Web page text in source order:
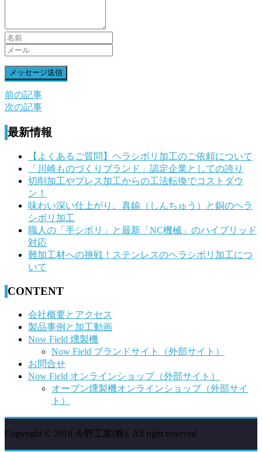
前
後
の
前の記事
次の記事
最新情報
【よくあるご質問】ヘラシボリ加工のご依頼について
「川崎ものづくりブランド」認定企業としての誇り
切削加工やプレス加工からの工法転換でコストダウ
ン！
味わい深い仕上がり。真鍮（しんちゅう）と銅のヘラ
シボリ加工
職人の「手シボリ」と最新「NC機械」のハイブリッド
対応
難加工材への挑戦！ステンレスのヘラシボリ加工につ
いて
CONTENT
会社概要とアクセス
製品事例と加工動画
Now Field 燻製機
Now Field ブランドサイト（外部サイト）
お問合せ
Now Field オンラインショップ（外部サイト）
オーブン燻製機オンラインショップ（外部サイ
ト）
Copyright © 2018 今野工業(株). All right reserved